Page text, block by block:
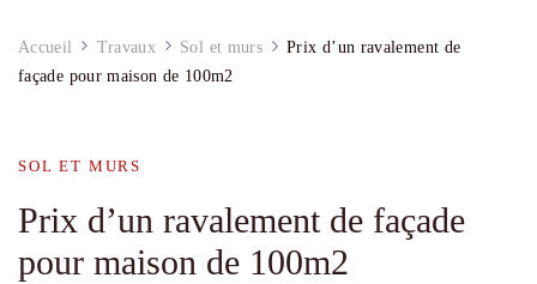
Accueil Travaux Sol et murs
Prix d’un ravalement de
façade pour maison de 100m2
SOL ET MURS
Prix d’un ravalement de façade
pour maison de 100m2